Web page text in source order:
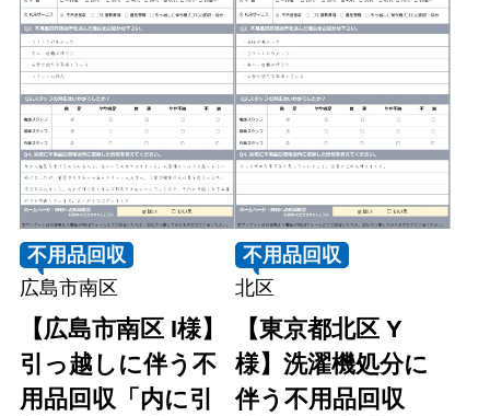
不用品回収
広島市南区
【広島市南区 I様】
引っ越しに伴う不
用品回収「内に引
不用品回収
北区
【東京都北区 Y
様】洗濯機処分に
伴う不用品回収